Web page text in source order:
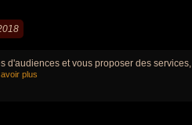
d'audiences et vous proposer des services,
plus